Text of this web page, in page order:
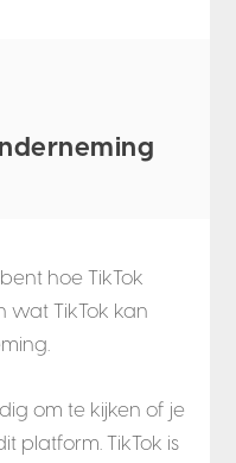
hoe TikTok
wat TikTok kan
om te kijken of je
platform. TikTok is